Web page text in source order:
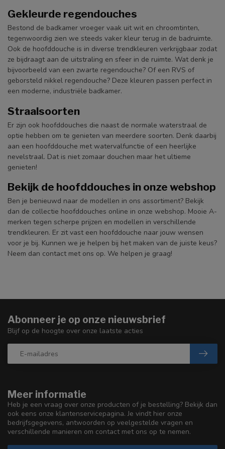
Gekleurde regendouches
Bestond de badkamer vroeger vaak uit wit en chroomtinten,
tegenwoordig zien we steeds vaker kleur terug in de badruimte.
Ook de hoofddouche is in diverse trendkleuren verkrijgbaar zodat
ze bijdraagt aan de uitstraling en sfeer in de ruimte. Wat denk je
bijvoorbeeld van een zwarte regendouche? Of een RVS of
geborsteld nikkel regendouche? Deze kleuren passen perfect in
een moderne, industriële badkamer.
Straalsoorten
Er zijn ook hoofddouches die naast de normale waterstraal de
optie hebben om te genieten van meerdere soorten. Denk daarbij
aan een hoofddouche met watervalfunctie of een heerlijke
nevelstraal. Dat is niet zomaar douchen maar het ultieme
genieten!
Bekijk de hoofddouches in onze webshop
Ben je benieuwd naar de modellen in ons assortiment? Bekijk
dan de collectie hoofddouches online in onze webshop. Mooie A-
merken tegen scherpe prijzen en modellen in verschillende
trendkleuren. Er zit vast een hoofddouche naar jouw wensen
voor je bij. Kunnen we je helpen bij het maken van de juiste keus?
Neem dan contact met ons op. We helpen je graag!
Meer informatie
Heb je een vraag over onze producten of je bestelling? Bekijk dan
ook eens onze klantenservicepagina. Je vindt hier onze
bedrijfsgegevens, antwoorden op veelgestelde vragen en
verschillende manieren om contact met ons op te nemen.
Abonneer je op onze nieuwsbrief
Blijf op de hoogte over onze laatste acties